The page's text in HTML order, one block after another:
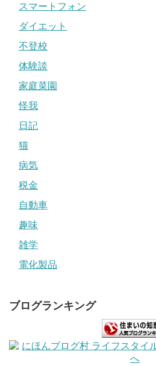
スマートフォン
ダイエット
不登校
体験談
家庭菜園
怪我
日記
猫
病気
税金
自動車
趣味
雑学
電化製品
ブログランキング